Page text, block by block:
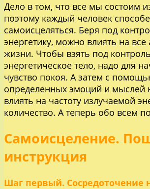
Дело в том, что все мы состоим
поэтому каждый человек
самоисцеляться. Беря под
энергетику, можно влиять на все
жизни. Чтобы взять под
энергетическое тело, надо для
чувство покоя. А затем с
определенных эмоций и мыслей
влиять на частоту излучаемой
количество. А теперь обо всем
Самоисцеление.
инструкция
Шаг первый. Сосредоточение